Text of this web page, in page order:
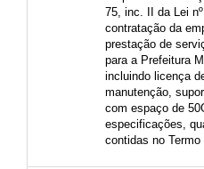
75, inc. II da Lei
contratação da
prestação de
para a Prefeitura
incluindo licença
manutenção,
com espaço de
especificações,
contidas no